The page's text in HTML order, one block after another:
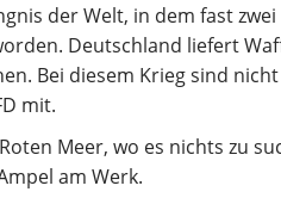
der Welt, in dem fast
Deutschland liefert
Bei diesem Krieg sind
mit.
Meer, wo es nichts zu
am Werk.